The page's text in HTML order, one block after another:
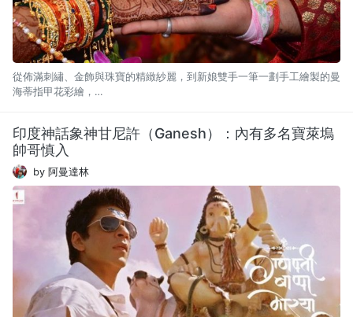
從佈滿刺繡、金飾與珠寶的精緻紗麗，到新娘雙手一筆一劃手工繪製的曼
海蒂指甲花彩繪，…
印度神話象神甘尼許（Ganesh）：內有多名寶萊塢
帥哥慎入
by 阿曼達林